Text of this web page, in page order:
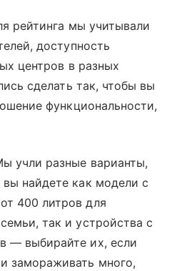
рейтинга мы учитывали
доступность
центров в разных
сделать так, чтобы вы
функциональности,
учли разные варианты,
вы найдете как модели с
400 литров для
так и устройства с
— выбирайте их, если
замораживать много,